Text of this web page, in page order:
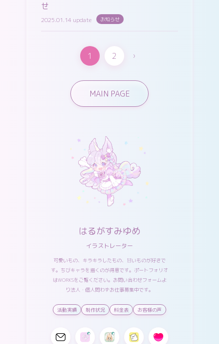
せ
2025.01.14 update お知らせ
1 2 ›
MAIN PAGE
はるがすみゆめ
イラストレーター
可愛いもの、キラキラしたもの、甘いものが好きで
す。ちびキャラを描くのが得意です。ポートフォリオ
はWORKSをご覧ください。 お問い合わせフォームよ
り法人・個人問わずお仕事募集中です。
活動実績 制作状況 料金表 お客様の声